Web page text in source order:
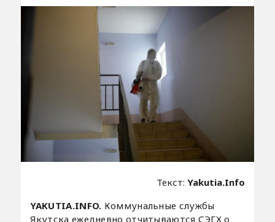
Текст:Yakutia.Info
YAKUTIA.INFO. Коммунальные службы
Якутска ежедневно отчитываются СЭГХ о